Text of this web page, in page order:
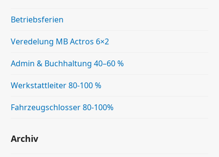
Betriebsferien
Veredelung MB Actros 6×2
Admin & Buchhaltung 40–60 %
Werkstattleiter 80-100 %
Fahrzeugschlosser 80-100%
Archiv